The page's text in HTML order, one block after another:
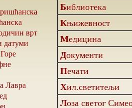
врт
Лавра
Библиотека
Књижевност
Медицина
Документи
Печати
Хил.светитељи
Лоза светог